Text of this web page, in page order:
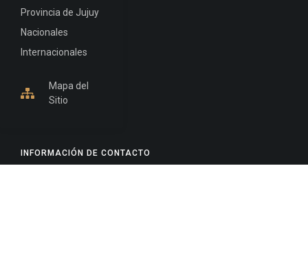
INFORMACIÓN DE CONTACTO
Provincia de Jujuy
Nacionales
Internacionales
Mapa del
Sitio